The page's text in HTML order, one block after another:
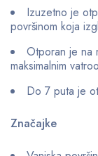
Izuzetno je
površinom koja
Otporan je na
maksimalnim
Do 7 puta je
Značajke